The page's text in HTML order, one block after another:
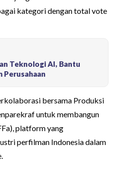
kategori dengan total vote
Teknologi AI, Bantu
Perusahaan
bersama Produksi
untuk membangun
platform yang
perfilman Indonesia dalam